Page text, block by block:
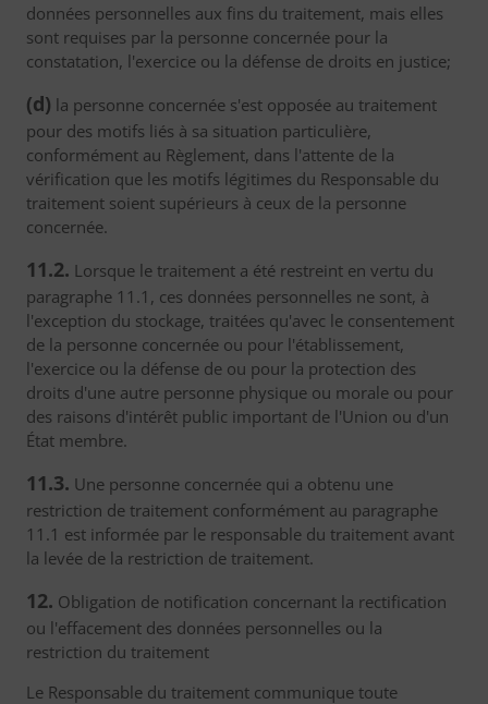
données personnelles aux fins du traitement, mais elles
sont requises par la personne concernée pour la
constatation, l'exercice ou la défense de droits en justice;
(d) la personne concernée s'est opposée au traitement
pour des motifs liés à sa situation particulière,
conformément au Règlement, dans l'attente de la
vérification que les motifs légitimes du Responsable du
traitement soient supérieurs à ceux de la personne
concernée.
11.2. Lorsque le traitement a été restreint en vertu du
paragraphe 11.1, ces données personnelles ne sont, à
l'exception du stockage, traitées qu'avec le consentement
de la personne concernée ou pour l'établissement,
l'exercice ou la défense de ou pour la protection des
droits d'une autre personne physique ou morale ou pour
des raisons d'intérêt public important de l'Union ou d'un
État membre.
11.3. Une personne concernée qui a obtenu une
restriction de traitement conformément au paragraphe
11.1 est informée par le responsable du traitement avant
la levée de la restriction de traitement.
12. Obligation de notification concernant la rectification
ou l'effacement des données personnelles ou la
restriction du traitement
Le Responsable du traitement communique toute